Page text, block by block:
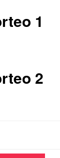
1
2